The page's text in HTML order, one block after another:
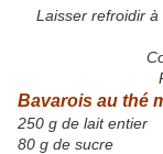
Laisser refroidir
Bavarois au thé
250 g de lait entier
80 g de sucre